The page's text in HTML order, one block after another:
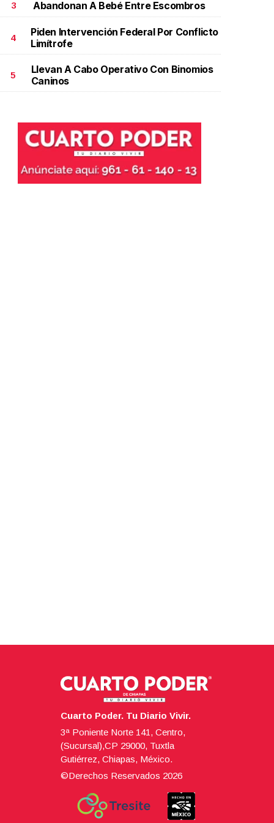
3 Abandonan A Bebé Entre Escombros
4
Piden Intervención Federal Por Conflicto
Limítrofe
5
Llevan A Cabo Operativo Con Binomios
Caninos
Cuarto Poder. Tu Diario Vivir.
3ª Poniente Norte 141, Centro,
(Sucursal),CP 29000, Tuxtla
Gutiérrez, Chiapas, México.
©Derechos Reservados 2026